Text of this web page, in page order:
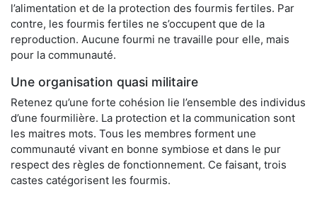
l’alimentation et de la protection des fourmis fertiles. Par
contre, les fourmis fertiles ne s’occupent que de la
reproduction. Aucune fourmi ne travaille pour elle, mais
pour la communauté.
Une organisation quasi militaire
Retenez qu’une forte cohésion lie l’ensemble des individus
d’une fourmilière. La protection et la communication sont
les maitres mots. Tous les membres forment une
communauté vivant en bonne symbiose et dans le pur
respect des règles de fonctionnement. Ce faisant, trois
castes catégorisent les fourmis.